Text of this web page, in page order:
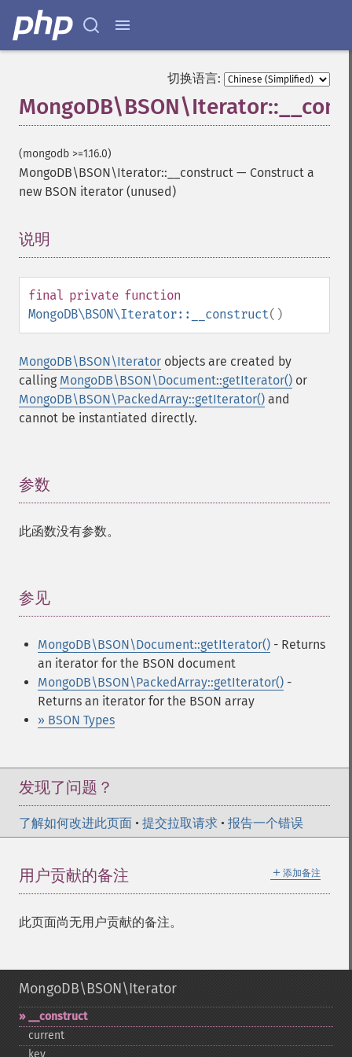
切换语言:
(mongodb >=1.16.0)
MongoDB\BSON\Iterator::__construct — Construct a
new BSON iterator (unused)
说明
final private function
MongoDB\BSON\Iterator::__construct()
MongoDB\BSON\Iterator objects are created by
calling MongoDB\BSON\Document::getIterator() or
MongoDB\BSON\PackedArray::getIterator() and
cannot be instantiated directly.
参数
此函数没有参数。
参见
MongoDB\BSON\Document::getIterator() - Returns
an iterator for the BSON document
MongoDB\BSON\PackedArray::getIterator() -
Returns an iterator for the BSON array
» BSON Types
发现了问题？
了解如何改进此页面 • 提交拉取请求 • 报告一个错误
＋ 添加备注
用户贡献的备注
此页面尚无用户贡献的备注。
MongoDB\BSON\Iterator
_​_​construct
current
key